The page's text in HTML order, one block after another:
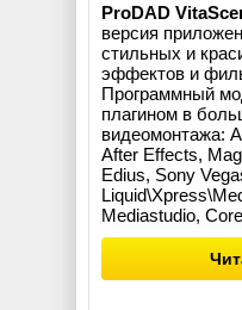
ProDAD
версия
стильных и
эффектов и
Программный
плагином в
видеомонтажа:
After Effects,
Edius, Sony
Mediastudio,